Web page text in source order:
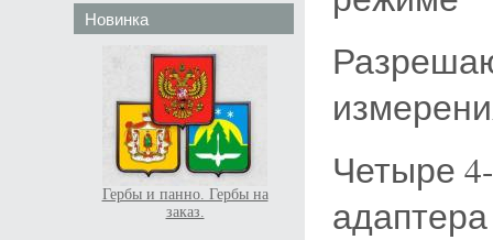
Новинка
Гербы и панно. Гербы на
заказ.
Четыре